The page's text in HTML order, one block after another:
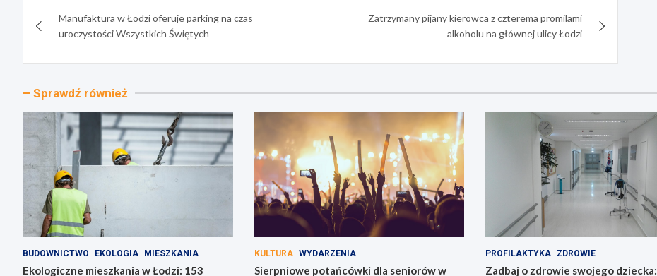
wpisuManufaktura w Łodzi oferuje parking na czas
uroczystości Wszystkich Świętych
Zatrzymany pijany kierowca z czterema promilami
alkoholu na głównej ulicy Łodzi
Sprawdź również
BUDOWNICTWO EKOLOGIA MIESZKANIA
Ekologiczne mieszkania w Łodzi: 153
KULTURA WYDARZENIA
Sierpniowe potańcówki dla seniorów w
PROFILAKTYKA ZDROWIE
Zadbaj o zdrowie swojego dziecka: